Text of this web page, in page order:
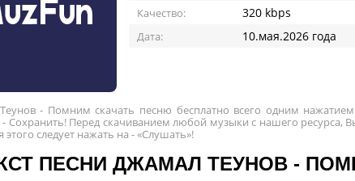
Качество: 320 kbps
Дата: 10.мая.2026 года
- Помним скачать песню бесплатно всего одним
Сохранить! Перед скачиванием любой музыки с нашего ресурса,
этого следует нажать на - «Слушать»!
ПЕСНИ ДЖАМАЛ ТЕУНОВ -